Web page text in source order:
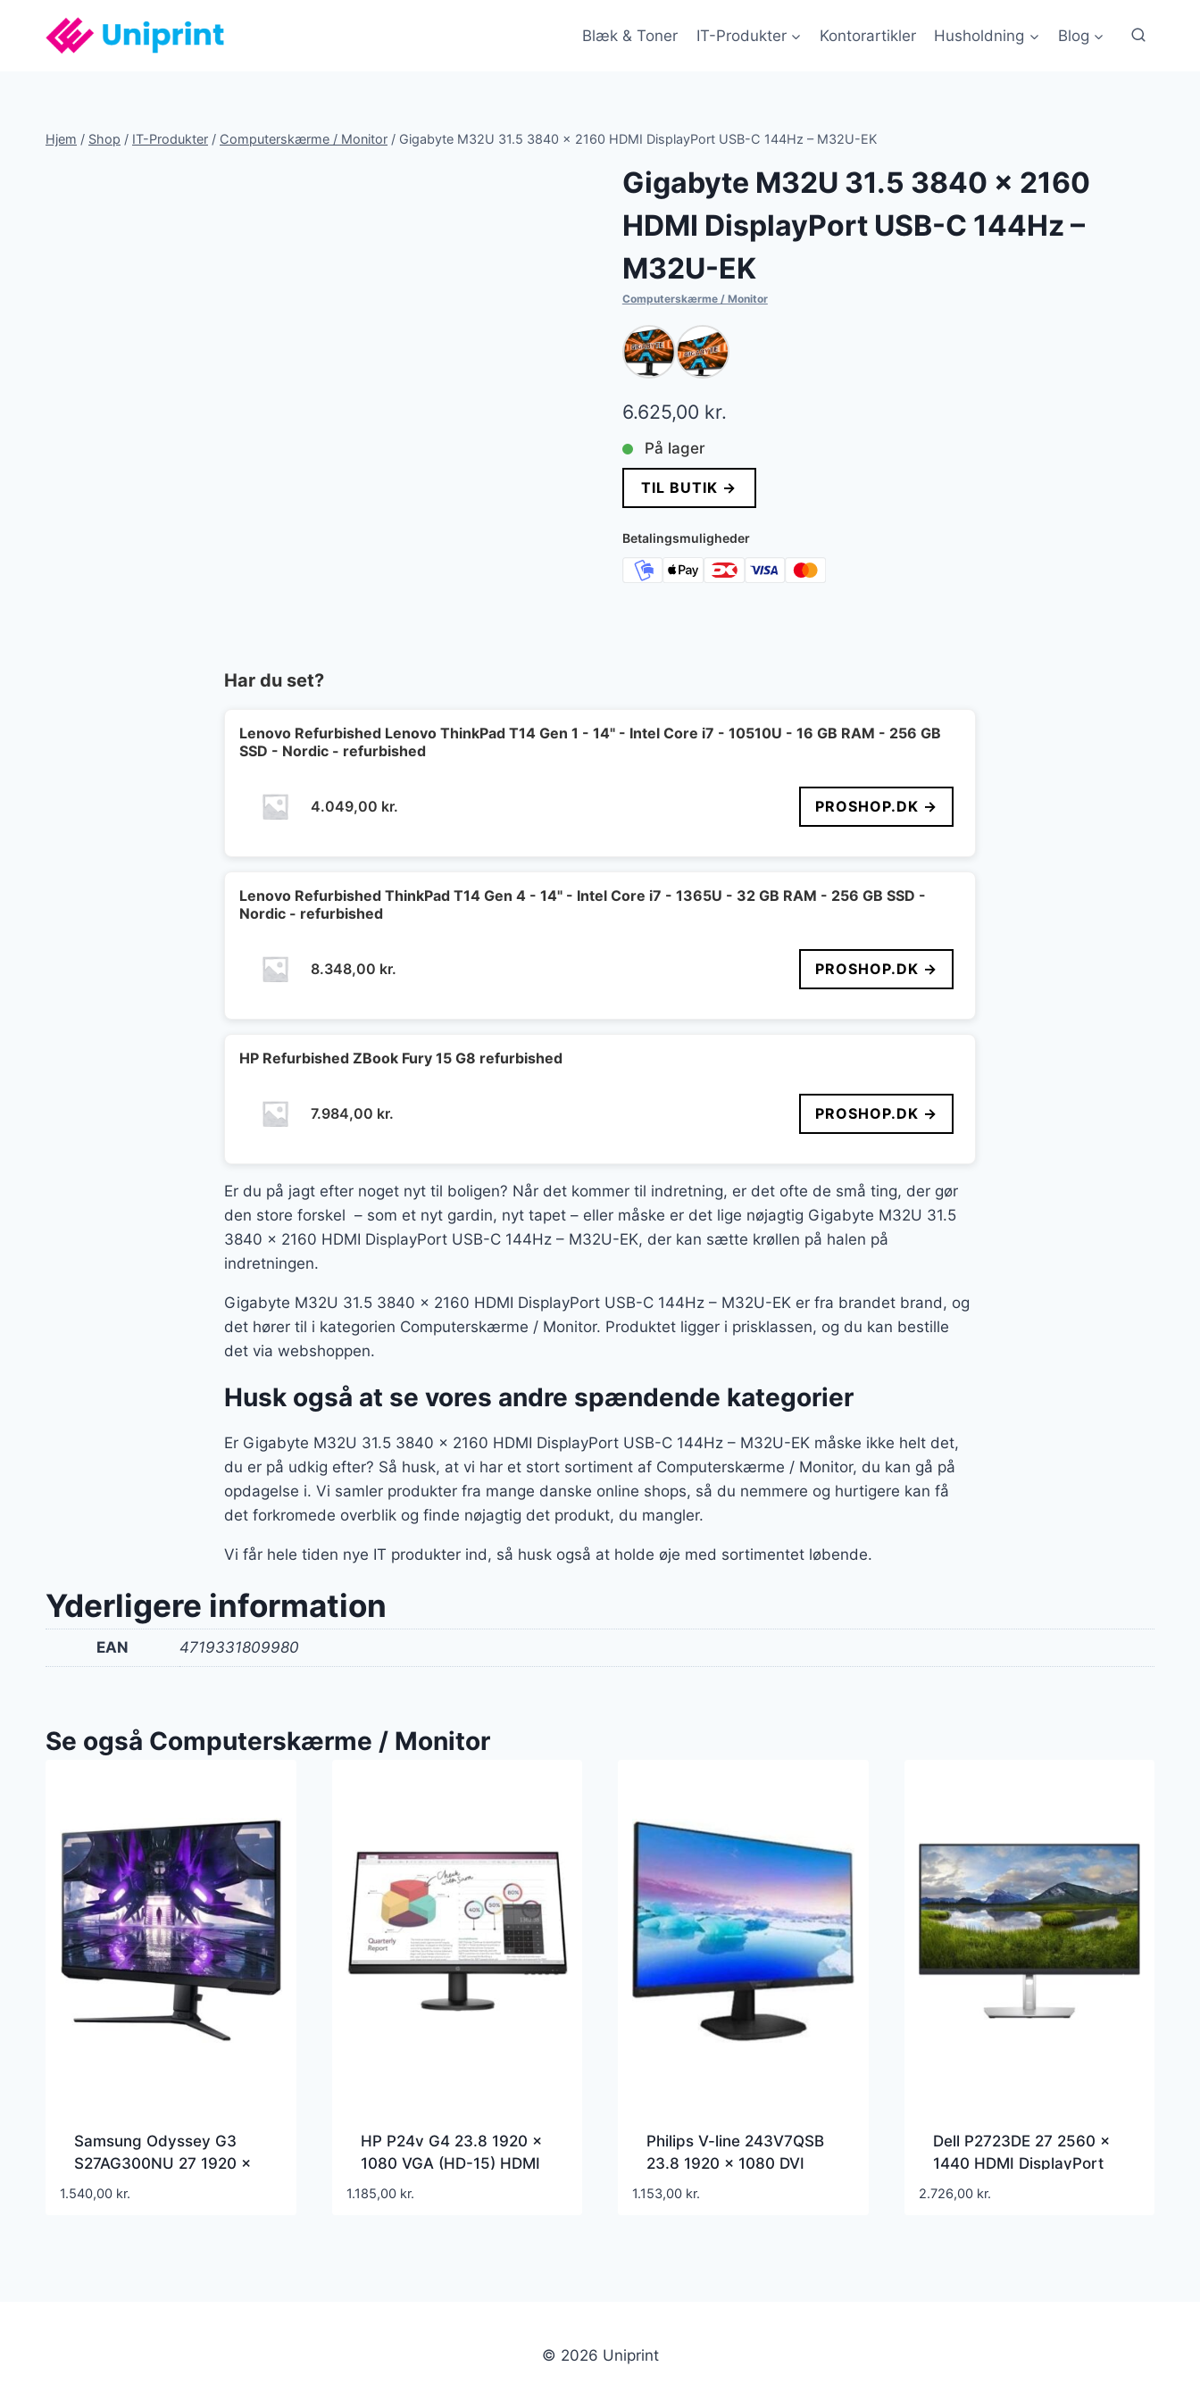
Blæk & Toner IT-Produkter Kontorartikler Husholdning Blog
Hjem / Shop / IT-Produkter / Computerskærme / Monitor / Gigabyte M32U 31.5 3840 x 2160 HDMI DisplayPort USB-C 144Hz – M32U-EK
Gigabyte M32U 31.5 3840 x 2160
HDMI DisplayPort USB-C 144Hz –
M32U-EK
Computerskærme / Monitor
6.625,00 kr.
På lager
TIL BUTIK →
Betalingsmuligheder
Har du set?
Lenovo Refurbished Lenovo ThinkPad T14 Gen 1 - 14" - Intel Core i7 - 10510U - 16 GB RAM - 256 GB
SSD - Nordic - refurbished
4.049,00 kr. PROSHOP.DK →
Lenovo Refurbished ThinkPad T14 Gen 4 - 14" - Intel Core i7 - 1365U - 32 GB RAM - 256 GB SSD -
Nordic - refurbished
8.348,00 kr. PROSHOP.DK →
HP Refurbished ZBook Fury 15 G8 refurbished
7.984,00 kr. PROSHOP.DK →
Er du på jagt efter noget nyt til boligen? Når det kommer til indretning, er det ofte de små ting, der gør
den store forskel – som et nyt gardin, nyt tapet – eller måske er det lige nøjagtig Gigabyte M32U 31.5
3840 x 2160 HDMI DisplayPort USB-C 144Hz – M32U-EK, der kan sætte krøllen på halen på
indretningen.
Gigabyte M32U 31.5 3840 x 2160 HDMI DisplayPort USB-C 144Hz – M32U-EK er fra brandet brand, og
det hører til i kategorien Computerskærme / Monitor. Produktet ligger i prisklassen, og du kan bestille
det via webshoppen.
Husk også at se vores andre spændende kategorier
Er Gigabyte M32U 31.5 3840 x 2160 HDMI DisplayPort USB-C 144Hz – M32U-EK måske ikke helt det,
du er på udkig efter? Så husk, at vi har et stort sortiment af Computerskærme / Monitor, du kan gå på
opdagelse i. Vi samler produkter fra mange danske online shops, så du nemmere og hurtigere kan få
det forkromede overblik og finde nøjagtig det produkt, du mangler.
Vi får hele tiden nye IT produkter ind, så husk også at holde øje med sortimentet løbende.
Yderligere information
EAN 4719331809980
Se også Computerskærme / Monitor
Samsung Odyssey G3
S27AG300NU 27 1920 x
1080 HDMI DisplayPort
1.540,00 kr.
HP P24v G4 23.8 1920 x
1080 VGA (HD-15) HDMI
60Hz
1.185,00 kr.
Philips V-line 243V7QSB
23.8 1920 x 1080 DVI
VGA (HD-15) 60Hz
1.153,00 kr.
Dell P2723DE 27 2560 x
1440 HDMI DisplayPort
USB-C 60Hz Pivot Skærm
2.726,00 kr.
© 2026 Uniprint